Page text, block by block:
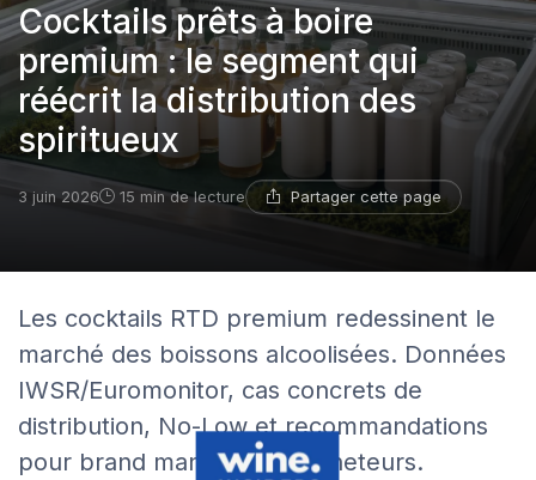
Cocktails prêts à boire
premium : le segment qui
réécrit la distribution des
spiritueux
3 juin 2026 15 min de lecture Partager cette page
Les cocktails RTD premium redessinent le
marché des boissons alcoolisées. Données
IWSR/Euromonitor, cas concrets de
distribution, No-Low et recommandations
pour brand managers et acheteurs.